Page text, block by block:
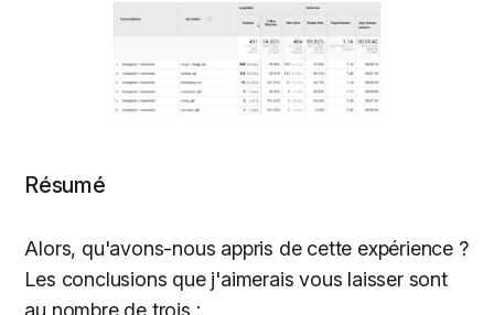
Résumé
Alors, qu'avons-nous appris de cette expérience ?
Les conclusions que j'aimerais vous laisser sont
au nombre de trois :